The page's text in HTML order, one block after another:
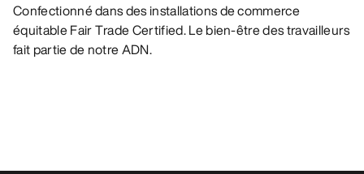
Confectionné dans des installations de commerce
équitable Fair Trade Certified. Le bien-être des travailleurs
fait partie de notre ADN.